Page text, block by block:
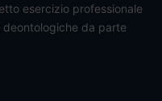
esercizio professionale
da parte